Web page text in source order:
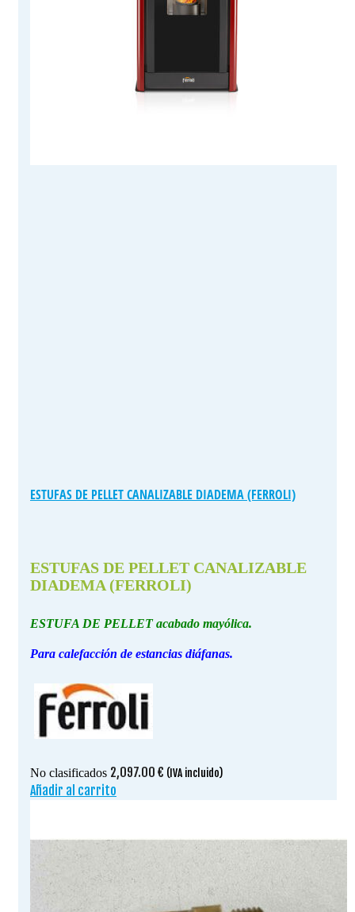
ESTUFAS DE PELLET CANALIZABLE DIADEMA (FERROLI)
ESTUFAS DE PELLET CANALIZABLE
DIADEMA (FERROLI)
ESTUFA DE PELLET acabado mayólica.
Para calefacción de estancias diáfanas.
No clasificados 2,097.00 € (IVA incluido)
Añadir al carrito